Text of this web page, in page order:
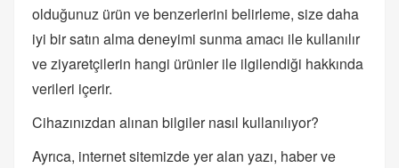
olduğunuz ürün ve benzerlerini belirleme, size daha
iyi bir satın alma deneyimi sunma amacı ile kullanılır
ve ziyaretçilerin hangi ürünler ile ilgilendiği hakkında
verileri içerir.
Cihazınızdan alınan bilgiler nasıl kullanılıyor?
Ayrıca, internet sitemizde yer alan yazı, haber ve